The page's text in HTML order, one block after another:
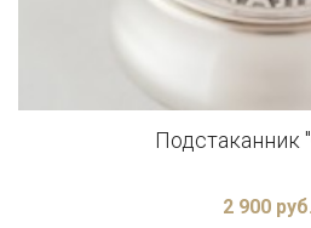
Подстаканник
2 900 руб.